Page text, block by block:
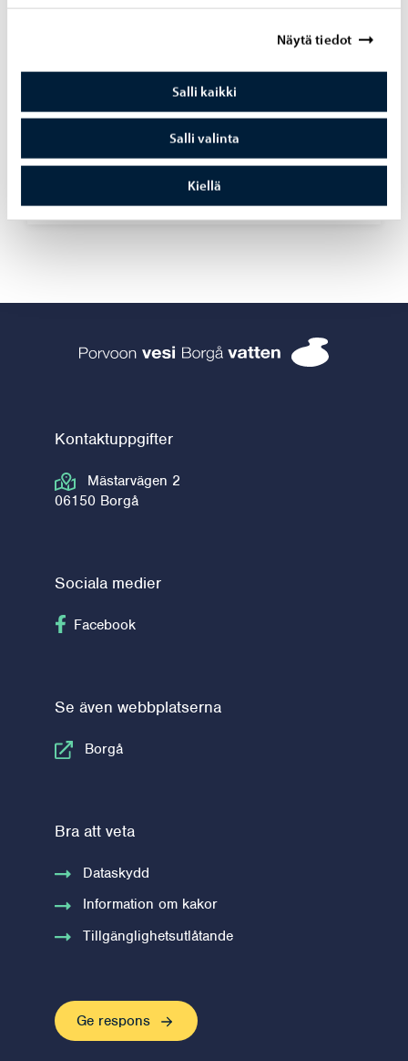
Näytä tiedot
Salli kaikki
Salli valinta
Kiellä
Bräddningar vid pumpstationer på grund av
störtregn 4. – 5.7.2026
Kontaktuppgifter
Mästarvägen 2
06150 Borgå
Sociala medier
Följ på Facebook
Facebook
Se även webbplatserna
Borgå
Bra att veta
Dataskydd
Information om kakor
Tillgänglighetsutlåtande
Ge respons